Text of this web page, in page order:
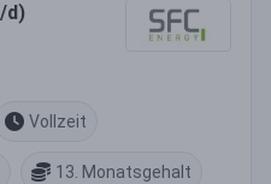
d)
Vollzeit
13. Monatsgehalt